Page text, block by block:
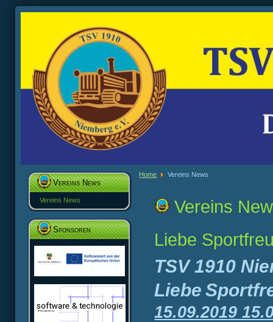
Vereins News
Vereins News
Sponsoren
Home Vereins News
Vereins
Liebe
TSV 1910
Liebe
15.09.2019